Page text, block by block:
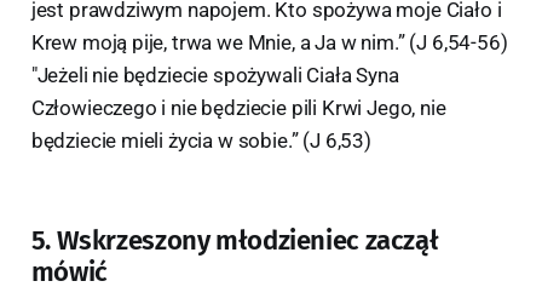
jest prawdziwym napojem. Kto spożywa moje Ciało i
Krew moją pije, trwa we Mnie, a Ja w nim.” (J 6,54-56)
"Jeżeli nie będziecie spożywali Ciała Syna
Człowieczego i nie będziecie pili Krwi Jego, nie
będziecie mieli życia w sobie.” (J 6,53)
5. Wskrzeszony młodzieniec zaczął
mówić